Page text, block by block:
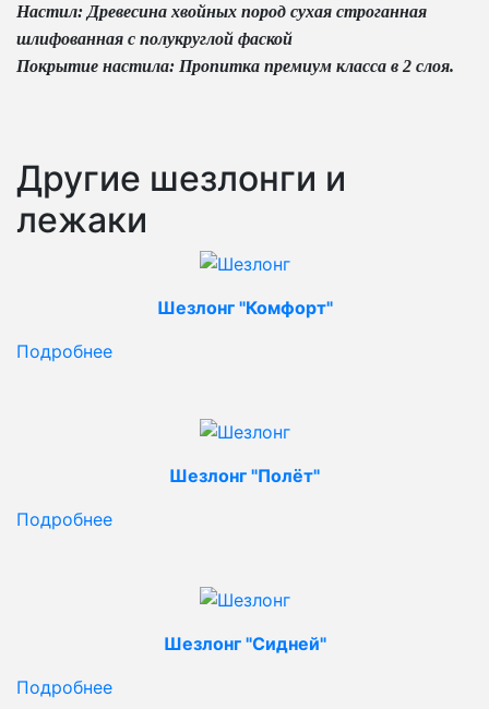
Настил: Древесина хвойных пород сухая строганная
шлифованная с полукруглой фаской
Покрытие настила: Пропитка премиум класса в 2 слоя.
Другие шезлонги и
лежаки
Шезлонг "Комфорт"
Подробнее
Шезлонг "Полёт"
Подробнее
Шезлонг "Сидней"
Подробнее